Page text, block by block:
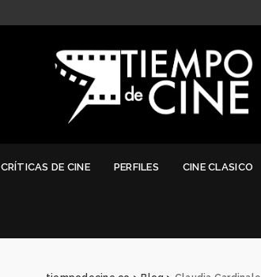
CRÍTICAS DE CINE PERFILES CINE CLASICO